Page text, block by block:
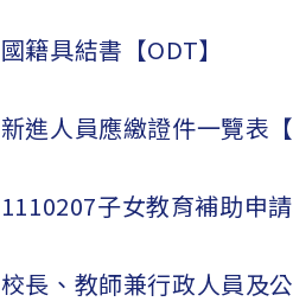
國籍具結書【ODT】
新進人員應繳證件一覽表【
1110207子女教育補助申
校長、教師兼行政人員及